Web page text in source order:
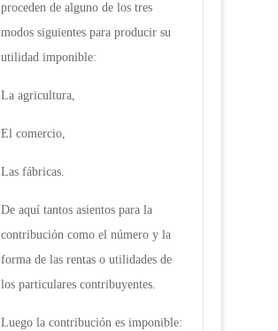
proceden de alguno de los tres
modos siguientes para producir su
utilidad imponible:
La agricultura,
El comercio,
Las fábricas.
De aquí tantos asientos para la
contribución como el número y la
forma de las rentas o utilidades de
los particulares contribuyentes.
Luego la contribución es imponible: